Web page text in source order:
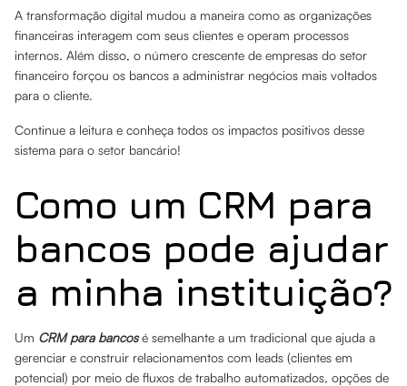
A transformação digital mudou a maneira como as organizações
financeiras interagem com seus clientes e operam processos
internos. Além disso, o número crescente de empresas do setor
financeiro forçou os bancos a administrar negócios mais voltados
para o cliente.
Continue a leitura e conheça todos os impactos positivos desse
sistema para o setor bancário!
Como um CRM para
bancos pode ajudar
a minha instituição?
Um CRM para bancosé semelhante a um tradicional que ajuda a
gerenciar e construir relacionamentos com leads (clientes em
potencial) por meio de fluxos de trabalho automatizados, opções de